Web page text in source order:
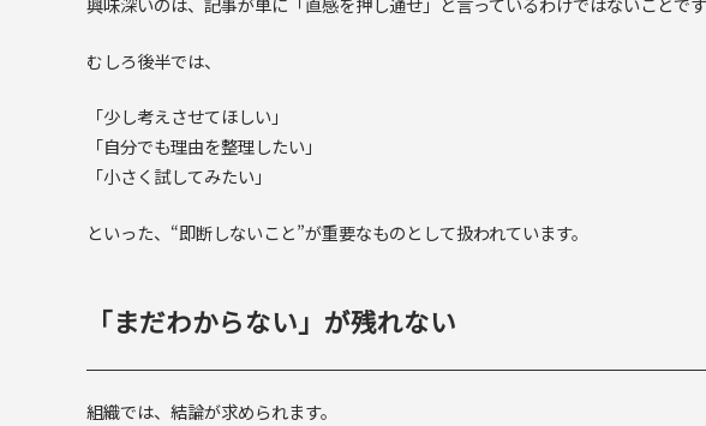
むしろ後半では、
「少し考えさせてほしい」
「自分でも理由を整理したい」
「小さく試してみたい」
といった、“即断しないこと”が重要なものとして扱われています。
「まだわからない」が残れない
組織では、結論が求められます。